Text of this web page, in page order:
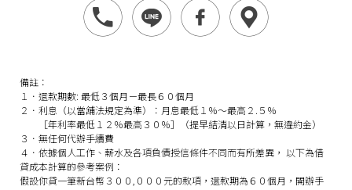
備註：
１．還款期數: 最低３個月－最長６０個月
２．利息（以當舖法規定為準）：月息最低１％～最高２.５％
［年利率最低１２％最高３０％］（提早結清以日計算，無違約金）
３．無任何代辦手續費
４．依據個人工作、薪水及各項負債授信條件不同而有所差異， 以下為借
貸成本計算的參考案例：
假設你貸一筆新台幣３００,０００元的款項，還款期為６０個月，開辦手